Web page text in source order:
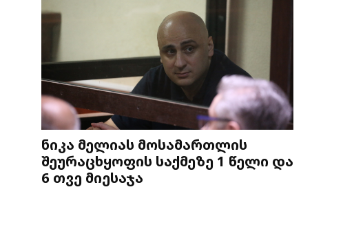
ნიკა მელიას მოსამართლის
შეურაცხყოფის საქმეზე 1 წელი და
6 თვე მიესაჯა